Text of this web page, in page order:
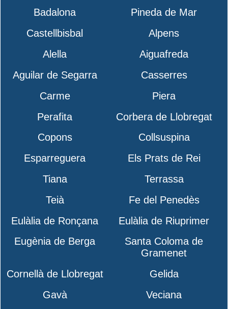
Badalona
Pineda de Mar
Castellbisbal
Alpens
Alella
Aiguafreda
Aguilar de Segarra
Casserres
Carme
Piera
Perafita
Corbera de Llobregat
Copons
Collsuspina
Esparreguera
Els Prats de Rei
Tiana
Terrassa
Teià
Fe del Penedès
Eulàlia de Ronçana
Eulàlia de Riuprimer
Eugènia de Berga
Santa Coloma de
Gramenet
Cornellà de Llobregat
Gelida
Gavà
Veciana